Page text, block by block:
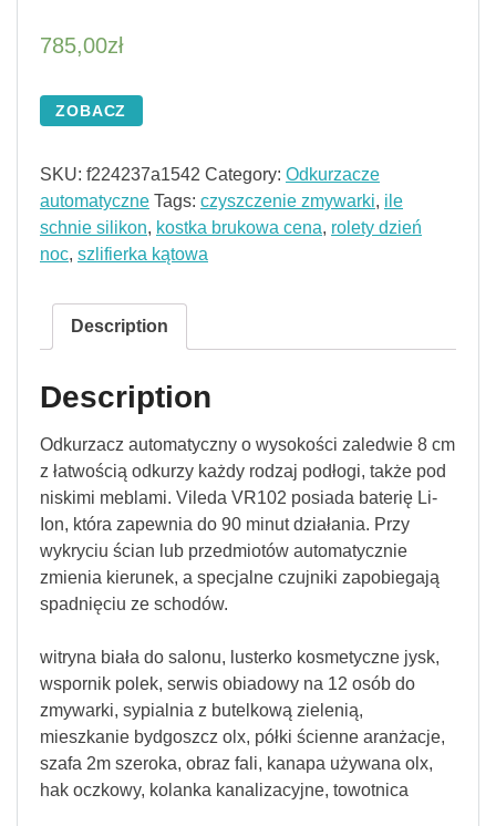
785,00zł
ZOBACZ
SKU: f224237a1542 Category: Odkurzacze
automatyczne Tags: czyszczenie zmywarki, ile
schnie silikon, kostka brukowa cena, rolety dzień
noc, szlifierka kątowa
Description
Description
Odkurzacz automatyczny o wysokości zaledwie 8 cm
z łatwością odkurzy każdy rodzaj podłogi, także pod
niskimi meblami. Vileda VR102 posiada baterię Li-
Ion, która zapewnia do 90 minut działania. Przy
wykryciu ścian lub przedmiotów automatycznie
zmienia kierunek, a specjalne czujniki zapobiegają
spadnięciu ze schodów.
witryna biała do salonu, lusterko kosmetyczne jysk,
wspornik polek, serwis obiadowy na 12 osób do
zmywarki, sypialnia z butelkową zielenią,
mieszkanie bydgoszcz olx, półki ścienne aranżacje,
szafa 2m szeroka, obraz fali, kanapa używana olx,
hak oczkowy, kolanka kanalizacyjne, towotnica